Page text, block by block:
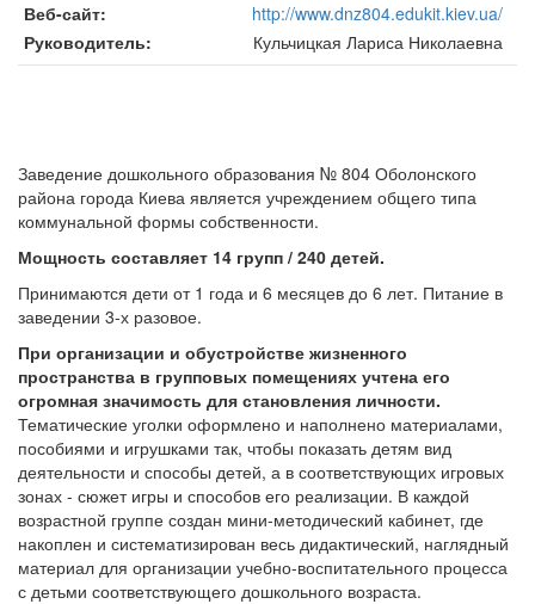
Веб-сайт
http://www.dnz804.edukit.kiev.ua/
Руководитель
Кульчицкая Лариса Николаевна
Заведение дошкольного образования № 804 Оболонского
района города Киева является учреждением общего типа
коммунальной формы собственности.
Мощность составляет 14 групп / 240 детей.
Принимаются дети от 1 года и 6 месяцев до 6 лет. Питание в
заведении 3-х разовое.
При организации и обустройстве жизненного
пространства в групповых помещениях учтена его
огромная значимость для становления личности.
Тематические уголки оформлено и наполнено материалами,
пособиями и игрушками так, чтобы показать детям вид
деятельности и способы детей, а в соответствующих игровых
зонах - сюжет игры и способов его реализации. В каждой
возрастной группе создан мини-методический кабинет, где
накоплен и систематизирован весь дидактический, наглядный
материал для организации учебно-воспитательного процесса
с детьми соответствующего дошкольного возраста.